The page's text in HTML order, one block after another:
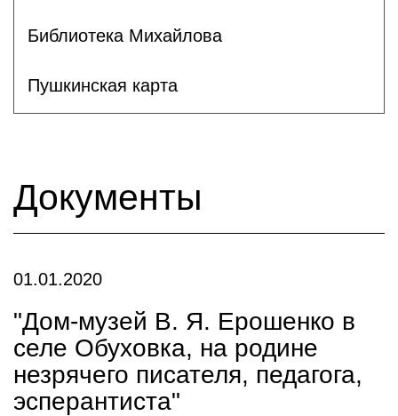
Библиотека Михайлова
Пушкинская карта
Документы
01.01.2020
"Дом-музей В. Я. Ерошенко в
селе Обуховка, на родине
незрячего писателя, педагога,
эсперантиста"